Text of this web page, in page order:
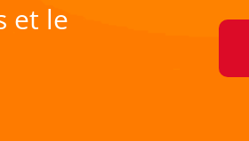
et le